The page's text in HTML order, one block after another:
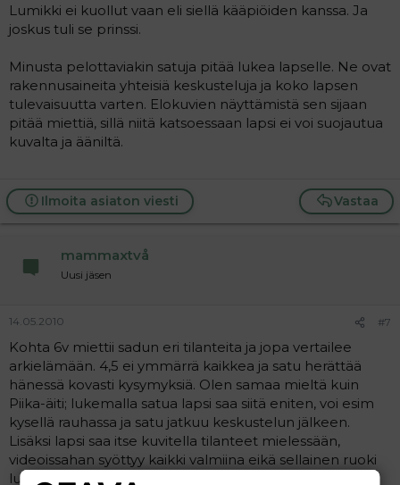
Lumikki ei kuollut vaan eli siellä kääpiöiden kanssa. Ja
joskus tuli se prinssi.
Minusta pelottaviakin satuja pitää lukea lapselle. Ne ovat
rakennusaineita yhteisiä keskusteluja ja koko lapsen
tulevaisuutta varten. Elokuvien näyttämistä sen sijaan
pitää miettiä, sillä niitä katsoessaan lapsi ei voi suojautua
kuvalta ja ääniltä.
Vastaa
Ilmoita asiaton viesti
mammaxtvå
Uusi jäsen
14.05.2010 #7
Kohta 6v miettii sadun eri tilanteita ja jopa vertailee
arkielämään. 4,5 ei ymmärrä kaikkea ja satu herättää
hänessä kovasti kysymyksiä. Olen samaa mieltä kuin
Piika-äiti; lukemalla satua lapsi saa siitä eniten, voi esim
kysellä rauhassa ja satu jatkuu keskustelun jälkeen.
Lisäksi lapsi saa itse kuvitella tilanteet mielessään,
videoissahan syöttyy kaikki valmiina eikä sellainen ruoki
luovuutta. Itse en näyttäisi Lumikki videota 6